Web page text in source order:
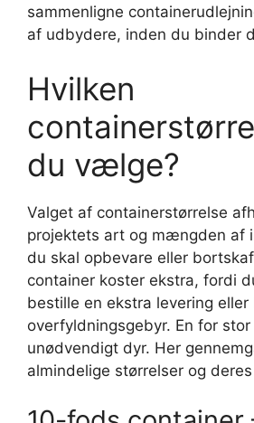
sammenligne
af udbydere, inden du binder
Hvilken
du vælge?
Valget af containerstørrelse
projektets art og mængden af
du skal opbevare eller
container koster ekstra, fordi
bestille en ekstra levering eller
overfyldningsgebyr. En for
unødvendigt dyr. Her
almindelige størrelser og